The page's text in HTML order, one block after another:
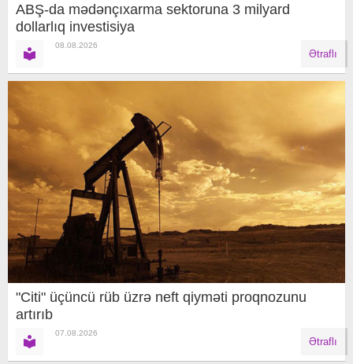
ABŞ-da mədənçıxarma sektoruna 3 milyard
dollarlıq investisiya
08.08.2026
Ətraflı
"Citi" üçüncü rüb üzrə neft qiyməti proqnozunu
artırıb
07.08.2026
Ətraflı